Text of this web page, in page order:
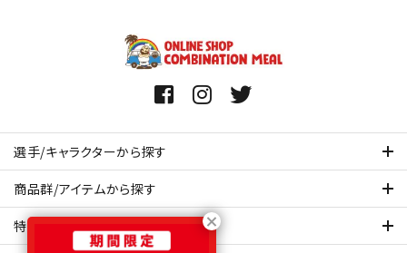
選手/キャラクターから探す
商品群/アイテムから探す
特集ページを見てみる